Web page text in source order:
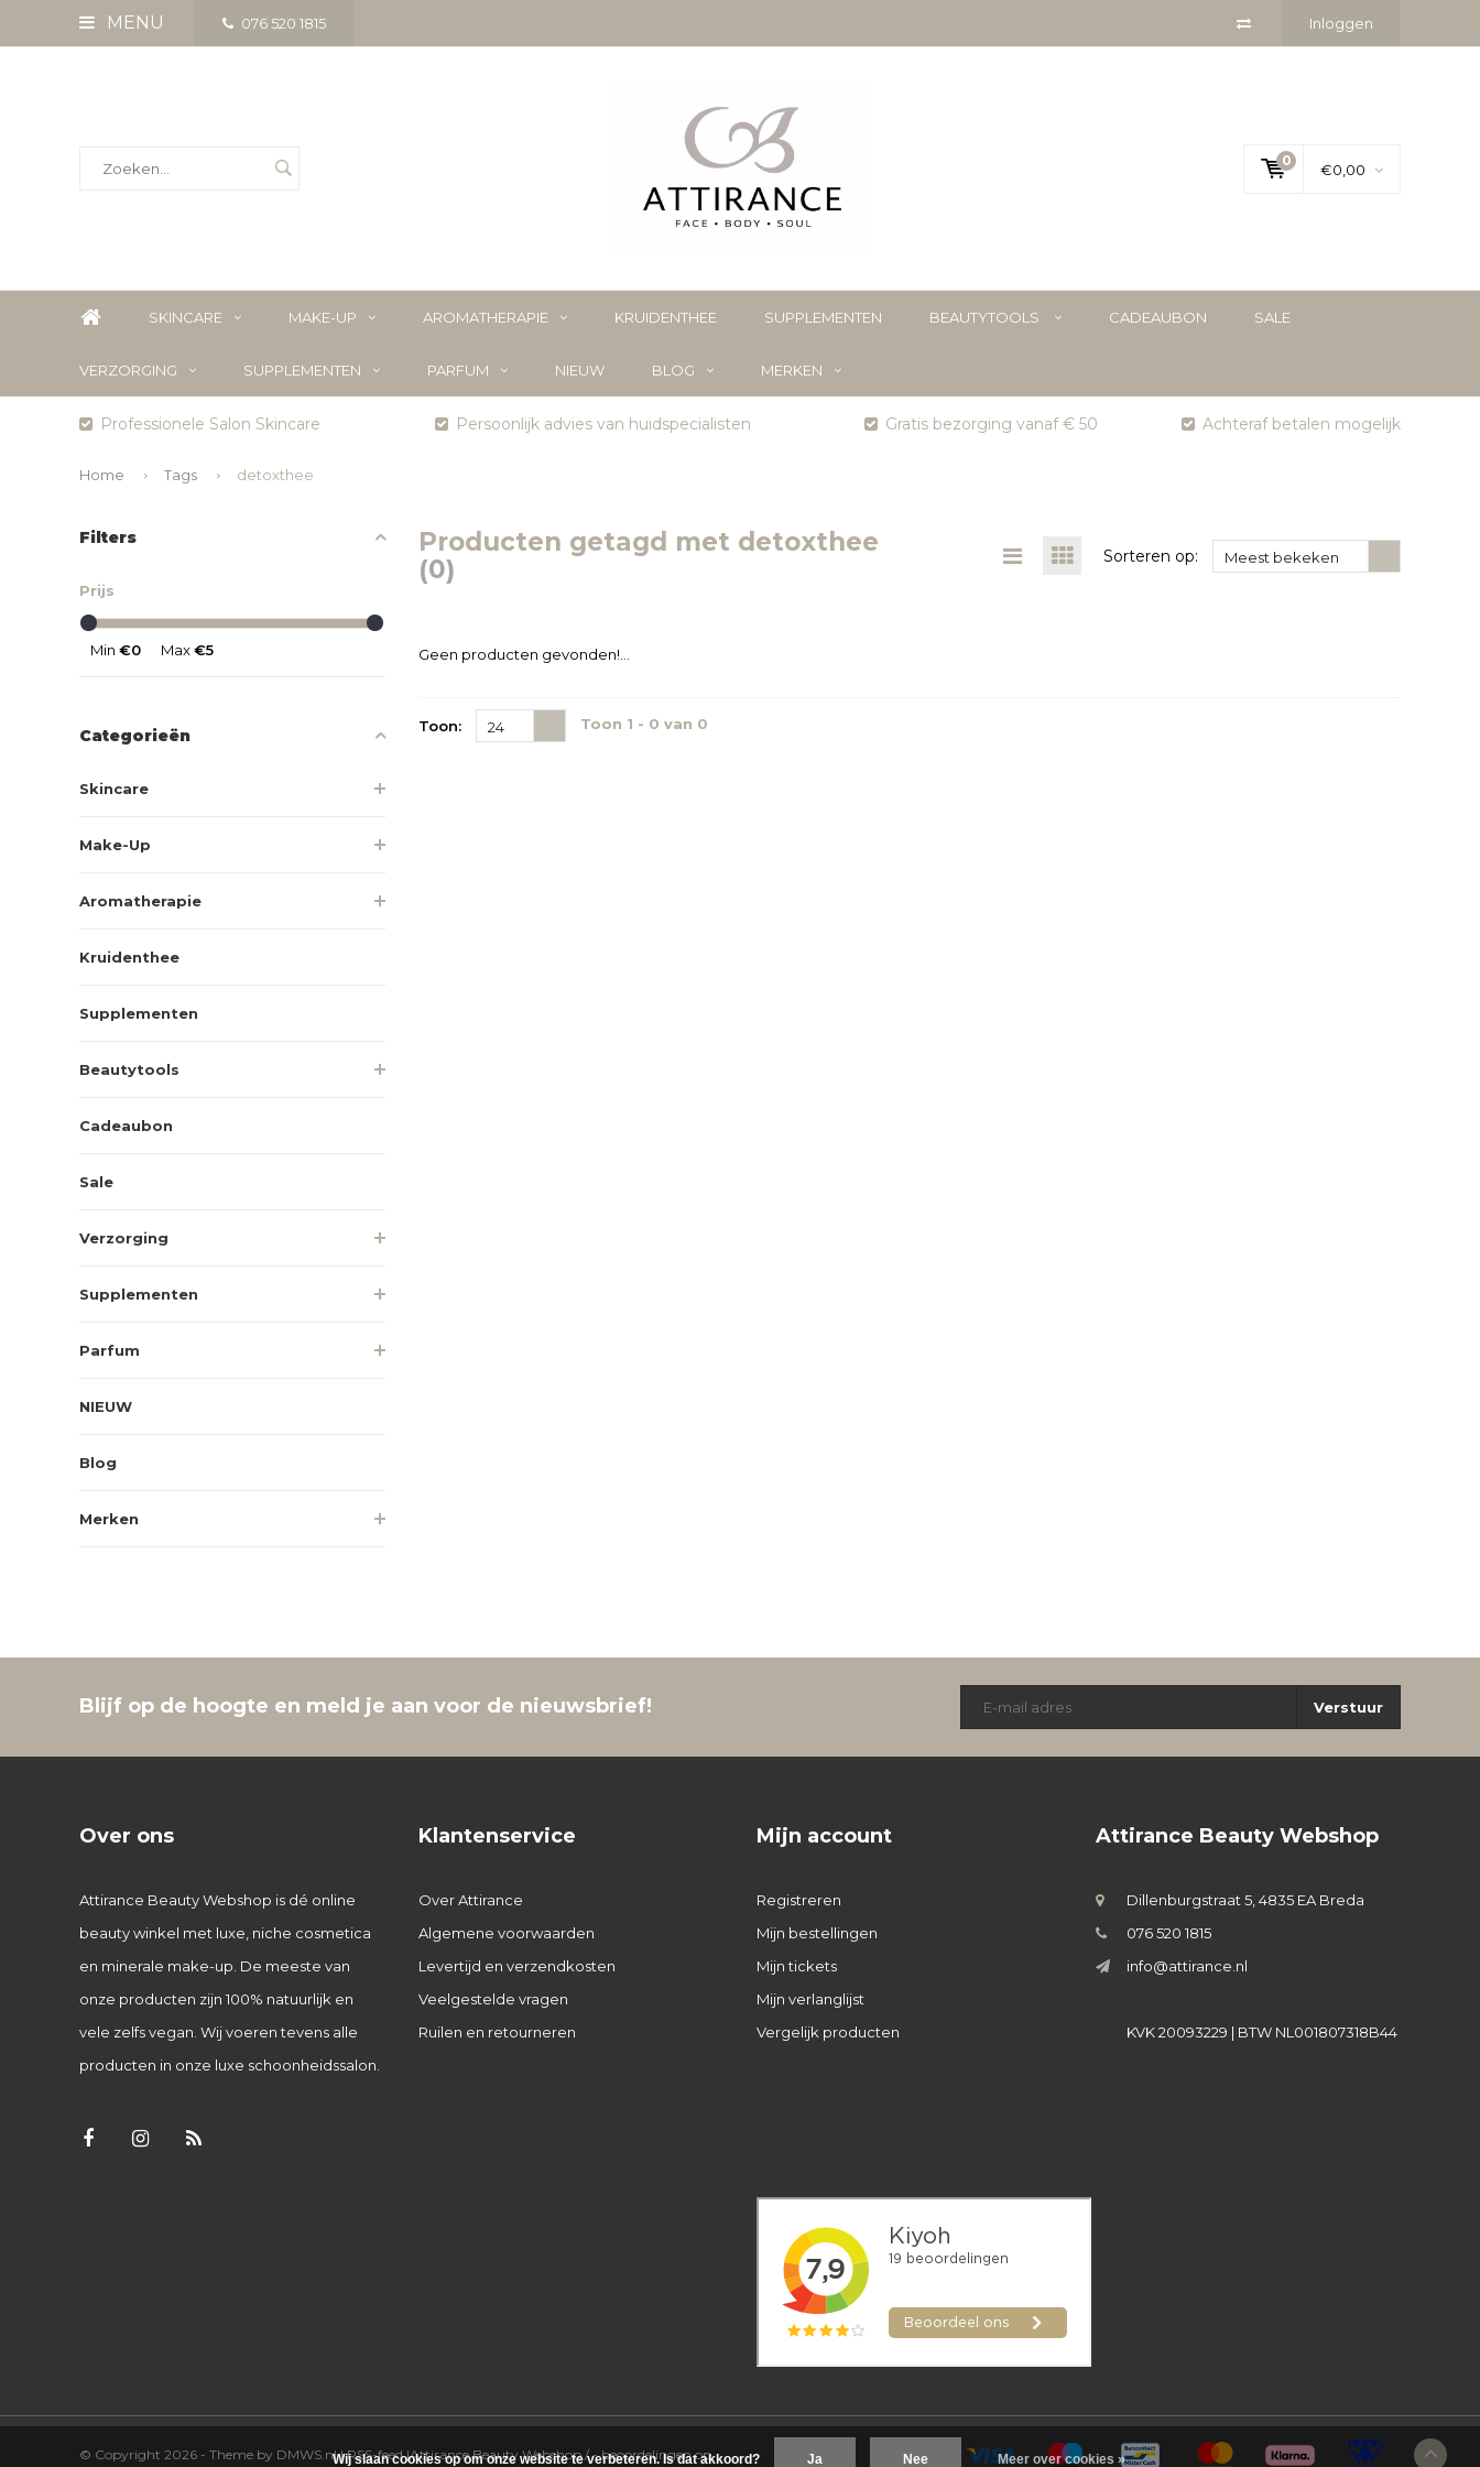
MENU 076 520 1815 Inloggen
0
€0,00
SKINCARE MAKE-UP AROMATHERAPIE KRUIDENTHEE SUPPLEMENTEN BEAUTYTOOLS CADEAUBON SALE
VERZORGING SUPPLEMENTEN PARFUM NIEUW BLOG MERKEN
Professionele Salon Skincare Persoonlijk advies van huidspecialisten Gratis bezorging vanaf € 50 Achteraf betalen mogelijk
Home Tags detoxthee
Filters
Prijs
Min €0 Max€5
Categorieën
Skincare
Make-Up
Aromatherapie
Kruidenthee
Supplementen
Beautytools
Cadeaubon
Sale
Verzorging
Supplementen
Parfum
NIEUW
Blog
Merken
Producten getagd met detoxthee
(0)
Sorteren op: Meest bekeken
Geen producten gevonden!...
Toon: 24 Toon 1 - 0 van 0
Blijf op de hoogte en meld je aan voor de nieuwsbrief! Verstuur
Over ons
Attirance Beauty Webshop is dé online
beauty winkel met luxe, niche cosmetica
en minerale make-up. De meeste van
onze producten zijn 100% natuurlijk en
vele zelfs vegan. Wij voeren tevens alle
producten in onze luxe schoonheidssalon.
Klantenservice
Over Attirance
Algemene voorwaarden
Levertijd en verzendkosten
Veelgestelde vragen
Ruilen en retourneren
Mijn account
Registreren
Mijn bestellingen
Mijn tickets
Mijn verlanglijst
Vergelijk producten
Attirance Beauty Webshop
Dillenburgstraat 5, 4835 EA Breda
076 520 1815
info@attirance.nl
KVK 20093229 | BTW NL001807318B44
© Copyright 2026 - Theme by DMWS.nl|RSS-feed|Attirance Beauty Webshop /-beoordelingen op
Wij slaan cookies op om onze website te verbeteren. Is dat akkoord? Ja Nee Meer over cookies »